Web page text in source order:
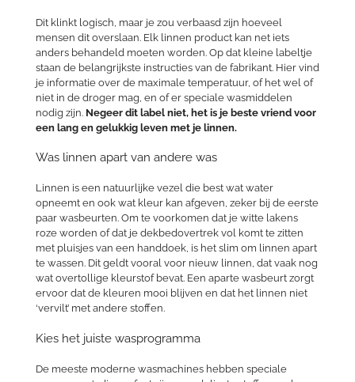
Dit klinkt logisch, maar je zou verbaasd zijn hoeveel
mensen dit overslaan. Elk linnen product kan net iets
anders behandeld moeten worden. Op dat kleine labeltje
staan de belangrijkste instructies van de fabrikant. Hier vind
je informatie over de maximale temperatuur, of het wel of
niet in de droger mag, en of er speciale wasmiddelen
nodig zijn. Negeer dit label niet, het is je beste vriend voor
een lang en gelukkig leven met je linnen.
Was linnen apart van andere was
Linnen is een natuurlijke vezel die best wat water
opneemt en ook wat kleur kan afgeven, zeker bij de eerste
paar wasbeurten. Om te voorkomen dat je witte lakens
roze worden of dat je dekbedovertrek vol komt te zitten
met pluisjes van een handdoek, is het slim om linnen apart
te wassen. Dit geldt vooral voor nieuw linnen, dat vaak nog
wat overtollige kleurstof bevat. Een aparte wasbeurt zorgt
ervoor dat de kleuren mooi blijven en dat het linnen niet
‘vervilt’ met andere stoffen.
Kies het juiste wasprogramma
De meeste moderne wasmachines hebben speciale